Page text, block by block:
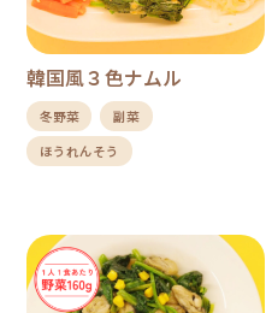
韓国風３色ナムル
冬野菜
副菜
ほうれんそう